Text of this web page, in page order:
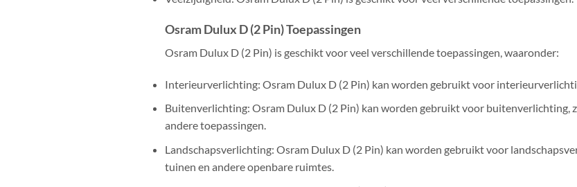
Osram Dulux D (2 Pin) Toepassingen
Osram Dulux D (2 Pin) is geschikt voor veel verschillende toepassingen, waaronder:
Interieurverlichting: Osram Dulux D (2 Pin) kan worden gebruikt voor
Buitenverlichting: Osram Dulux D (2 Pin) kan worden gebruikt voor buitenverlichting,
andere toepassingen.
Landschapsverlichting: Osram Dulux D (2 Pin) kan worden gebruikt voor
tuinen en andere openbare ruimtes.